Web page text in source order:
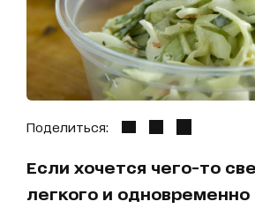
Поделиться:
Если хочется чего-то
легкого и одновременно